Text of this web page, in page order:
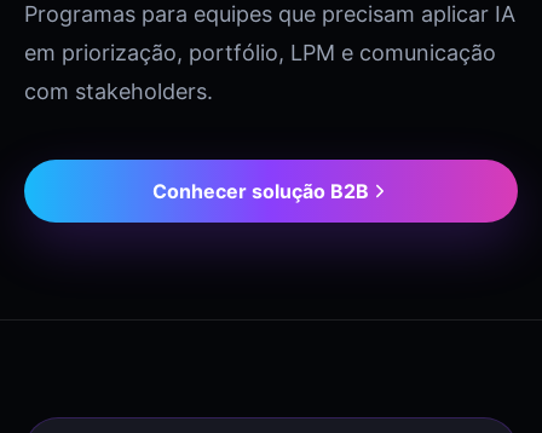
Programas para equipes que precisam aplicar IA
em priorização, portfólio, LPM e comunicação
com stakeholders.
Conhecer solução B2B